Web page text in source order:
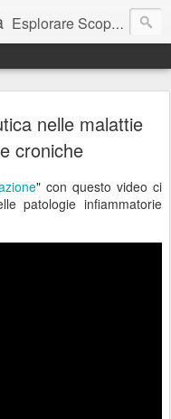
Esplorare Scoprire Creare
attualità
nelle malattie
croniche
" con questo video ci
patologie infiammatorie